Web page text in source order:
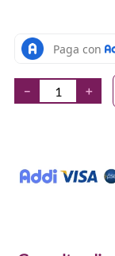
＋
－